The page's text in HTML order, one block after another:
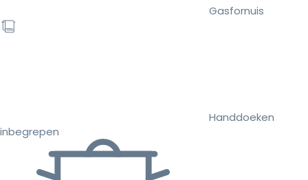
Gasfornuis
Handdoeken
inbegrepen